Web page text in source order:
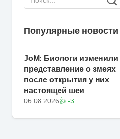
Популярные новости
JoM: Биологи изменили
представление о змеях
после открытия у них
настоящей шеи
06.08.2026👍 -3